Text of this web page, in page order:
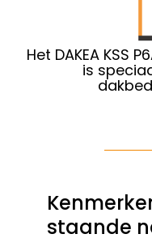
Het DAKEA KSS
is
staande